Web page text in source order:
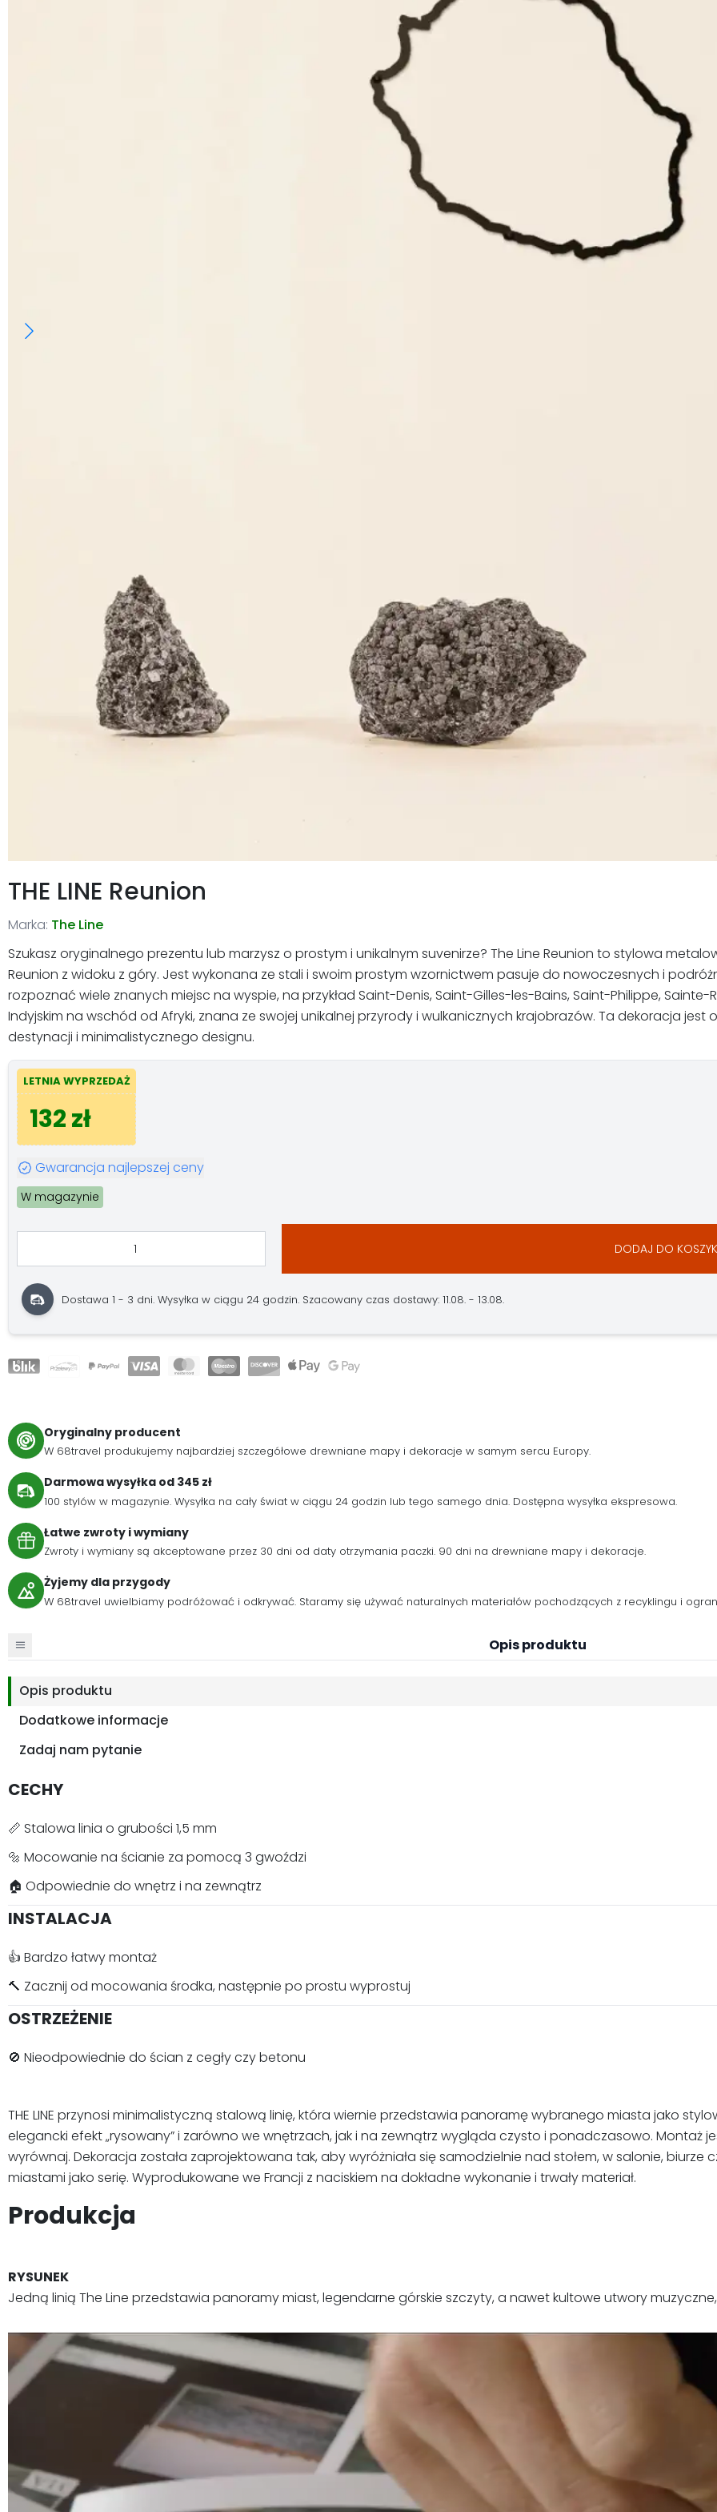
THE LINE Reunion
Marka: The Line
Szukasz oryginalnego prezentu lub marzysz o prostym i unikalnym suvenirze? The Line Reunion to stylowa
Reunion z widoku z góry. Jest wykonana ze stali i swoim prostym wzornictwem pasuje do nowoczesnych i
rozpoznać wiele znanych miejsc na wyspie, na przykład Saint-Denis, Saint-Gilles-les-Bains, Saint-Philippe,
Indyjskim na wschód od Afryki, znana ze swojej unikalnej przyrody i wulkanicznych krajobrazów. Ta dekoracja
destynacji i minimalistycznego designu.
LETNIA WYPRZEDAŻ
132 zł
Gwarancja najlepszej ceny
W magazynie
DODAJ DO
Dostawa 1 - 3 dni. Wysyłka w ciągu 24 godzin. Szacowany czas dostawy: 11.08. - 13.08.
Oryginalny producent
W 68travel produkujemy najbardziej szczegółowe drewniane mapy i dekoracje w samym sercu Europy.
Darmowa wysyłka od 345 zł
100 stylów w magazynie. Wysyłka na cały świat w ciągu 24 godzin lub tego samego dnia. Dostępna wysyłka ekspresowa.
Łatwe zwroty i wymiany
Zwroty i wymiany są akceptowane przez 30 dni od daty otrzymania paczki. 90 dni na drewniane mapy i dekoracje.
Żyjemy dla przygody
W 68travel uwielbiamy podróżować i odkrywać. Staramy się używać naturalnych materiałów pochodzących z recyklingu i
Opis produktu
Opis produktu
Dodatkowe informacje
Zadaj nam pytanie
CECHY
📏 Stalowa linia o grubości 1,5 mm
🔩 Mocowanie na ścianie za pomocą 3 gwoździ
🏠 Odpowiednie do wnętrz i na zewnątrz
INSTALACJA
👍 Bardzo łatwy montaż
🔨 Zacznij od mocowania środka, następnie po prostu wyprostuj
OSTRZEŻENIE
🚫 Nieodpowiednie do ścian z cegły czy betonu
THE LINE przynosi minimalistyczną stalową linię, która wiernie przedstawia panoramę wybranego miasta jako
elegancki efekt „rysowany” i zarówno we wnętrzach, jak i na zewnątrz wygląda czysto i ponadczasowo. Montaż
wyrównaj. Dekoracja została zaprojektowana tak, aby wyróżniała się samodzielnie nad stołem, w salonie, biurze
miastami jako serię. Wyprodukowane we Francji z naciskiem na dokładne wykonanie i trwały materiał.
Produkcja
RYSUNEK
Jedną linią The Line przedstawia panoramy miast, legendarne górskie szczyty, a nawet kultowe utwory